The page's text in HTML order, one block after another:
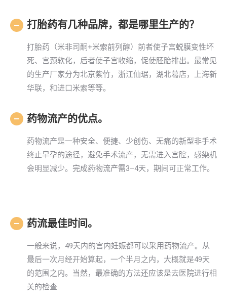
打胎药有几种品牌，都是哪里生产的？
打胎药（米非司酮+米索前列醇）前者使子宫蜕膜变性坏
死、宫颈软化，后者使子宫收缩，促使胚胎排出。最常见
的生产厂家分为北京紫竹，浙江仙琚，湖北葛店，上海新
华联，和进口米索等等。
药物流产的优点。
药物流产是一种安全、便捷、少创伤、无痛的新型非手术
终止早孕的途径，避免手术流产，无需进入宫腔，感染机
会明显减少。完成药物流产需3–4天，期间可正常工作。
药流最佳时间。
一般来说，49天内的宫内妊娠都可以采用药物流产。从
最后一次月经开始算起，一个半月之内，大概就是49天
的范围之内。当然，最准确的方法还应该是去医院进行相
关的检查